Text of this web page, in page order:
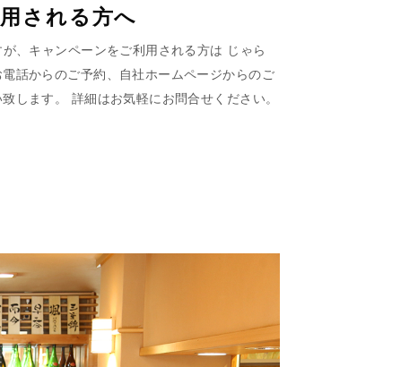
される方へ
、キャンペーンをご利用される方は じゃら
話からのご予約、自社ホームページからのご
します。 詳細はお気軽にお問合せください。